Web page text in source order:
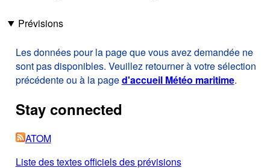
Prévisions
Les données pour la page que vous avez demandée ne
sont pas disponibles. Veuillez retourner à votre sélection
précédente ou à la paged'accueil Météo maritime.
Stay connected
ATOM
Liste des textes officiels des prévisions